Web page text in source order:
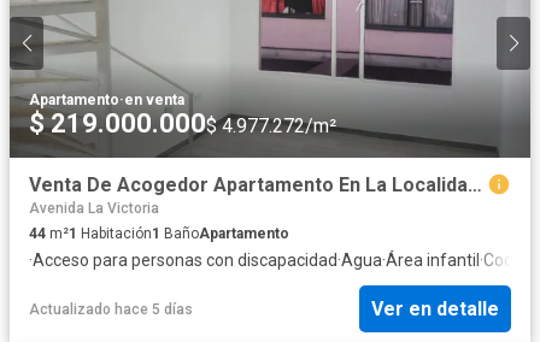
Apartamento·en venta
$ 219.000.000$ 4.977.272/m²
Venta De Acogedor Apartamento En La Localidad De Los Mártires, Cerca A El Progreso
Avenida La Victoria
44 m²1 Habitación1 BañoApartamento
·Acceso para personas con discapacidad·Agua·Área infantil ·
Actualizado hace 5 días Ver en detalle